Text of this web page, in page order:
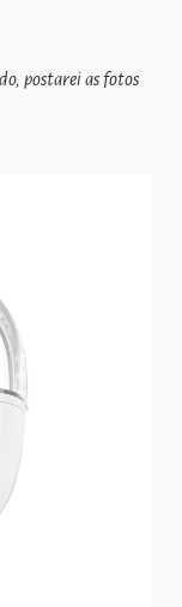
postarei as fotos